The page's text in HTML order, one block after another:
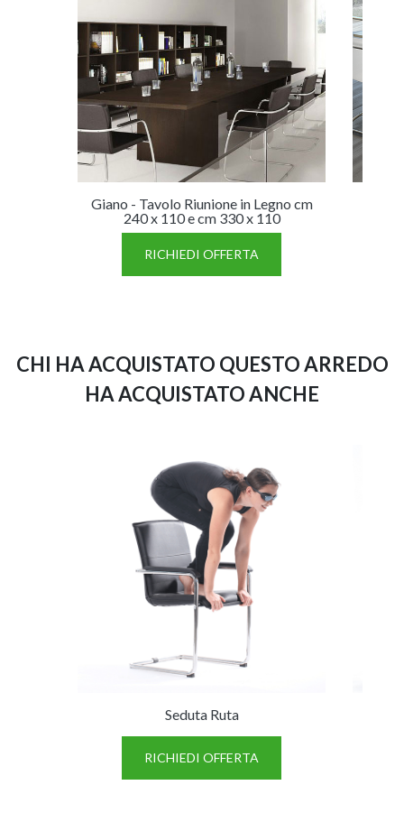
Giano - Tavolo Riunione in Legno cm
240 x 110 e cm 330 x 110
RICHIEDI OFFERTA
CHI HA ACQUISTATO QUESTO ARREDO
HA ACQUISTATO ANCHE
Seduta Ruta
RICHIEDI OFFERTA